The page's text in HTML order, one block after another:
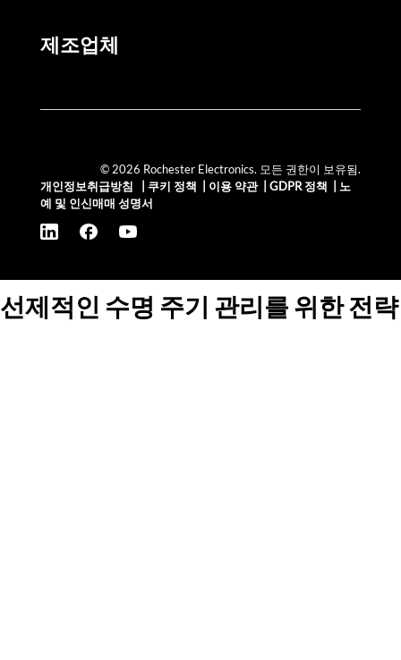
제조업체
© 2026 Rochester Electronics. 모든 권한이 보유됨.
개인정보취급방침
쿠키 정책 이용 약관| GDPR 정책
노
예 및 인신매매 성명서
선제적인 수명 주기 관리를 위한 전략